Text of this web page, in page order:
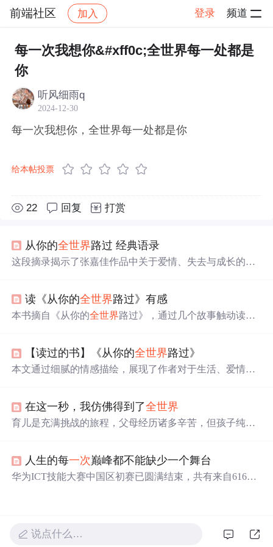
前端社区 加入 登录 频道
社区 前端社区 感慨 帖子详情
每一次我想你&#xff0c;全世界每一处都是
你
听风细雨q
2024-12-30
每一次我想你，全世界每一处都是你
给本帖投票
22 回复 打赏
从你的全世界路过 经典语录
这段摘录揭示了张嘉佳作品中关于爱情、失去与成长的主
细腻的刻画和对生活的独特见解。
读《从你的全世界路过》有感
本书摘自《从你的全世界路过》，通过几个故事触动读者
现了初恋的美好与痛苦、表白的情愫、执着的情感、温暖
的记忆以及争吵后的反思。
【读过的书】《从你的全世界路过》
本文通过细腻的情感描绘，展现了作者对于生活、爱情与
在这一秒，我仿佛得到了全世界
育儿是充满挑战的旅程，父母经历诸多辛苦，但孩子纯真
的每一刻，用爱滋养孩子成长。
人生的每一次巅峰都不能缺少一个舞台
华为ICT技能大赛中国区初赛已圆满结束，共有来自616所
采用真实环境进行lab动手实验。
说点什么…